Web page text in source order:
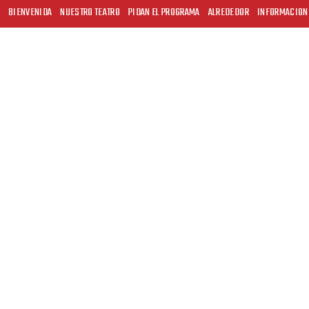
BIENVENIDA NUESTRO TEATRO PIDAN EL PROGRAMA ALREDEDOR